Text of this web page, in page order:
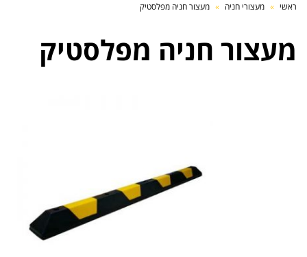
ראשי » מעצורי חניה » מעצור חניה מפלסטיק
מעצור חניה מפלסטיק